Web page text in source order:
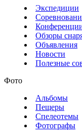
Экспедиции
Обзоры
Объявления
Новости
Полезные
Фото
Альбомы
Пещеры
Спелеотемы
Фотографы